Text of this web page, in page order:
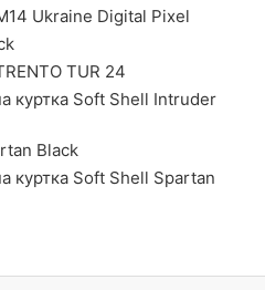
Ukraine Digital Pixel
TUR 24
куртка Soft Shell Intruder
Black
куртка Soft Shell Spartan